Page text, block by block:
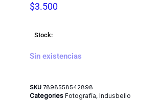
$3.500
Stock:
Sin existencias
SKU 7898558542898
Categories Fotografía, Indusbello